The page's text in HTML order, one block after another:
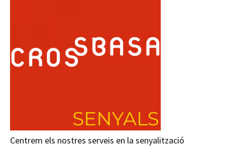
Centrem els nostres serveis en la senyalització